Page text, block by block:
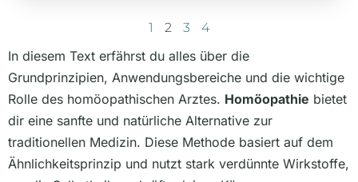
1 2 3 4
In diesem Text erfährst du alles über die
Grundprinzipien, Anwendungsbereiche und die wichtige
Rolle des homöopathischen Arztes. Homöopathie bietet
dir eine sanfte und natürliche Alternative zur
traditionellen Medizin. Diese Methode basiert auf dem
Ähnlichkeitsprinzip und nutzt stark verdünnte Wirkstoffe,